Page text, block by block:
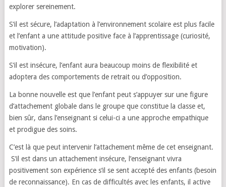
explorer sereinement.
S’il est sécure, l’adaptation à l’environnement scolaire est plus facile
et l’enfant a une attitude positive face à l’apprentissage (curiosité,
motivation).
S’il est insécure, l’enfant aura beaucoup moins de flexibilité et
adoptera des comportements de retrait ou d’opposition.
La bonne nouvelle est que l’enfant peut s’appuyer sur une figure
d’attachement globale dans le groupe que constitue la classe et,
bien sûr, dans l’enseignant si celui-ci a une approche empathique
et prodigue des soins.
C’est là que peut intervenir l’attachement même de cet enseignant.
S’il est dans un attachement insécure, l’enseignant vivra
positivement son expérience s’il se sent accepté des enfants (besoin
de reconnaissance). En cas de difficultés avec les enfants, il active